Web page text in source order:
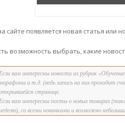
сайте появляется новая статья
возможность выбрать, какие
вам интересны новости из рубрик
и т.д. (ведь запись на них проходит
странице.
вам интересны посты о новых товарах
со всеми новинками и возможно